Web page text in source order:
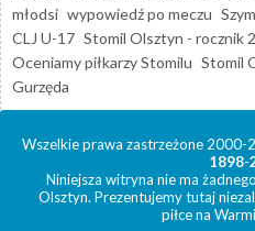
młodsi wypowiedź po meczu
CLJ U-17 Stomil Olsztyn - rocznik
Oceniamy piłkarzy Stomilu Stomil
Gurzęda
Wszelkie prawa zastrzeżone
1898-
Niniejsza witryna nie ma
Olsztyn. Prezentujemy tutaj
piłce na